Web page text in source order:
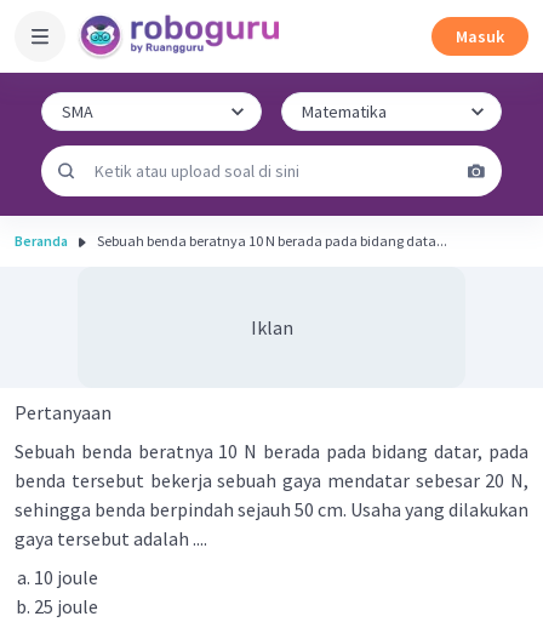
Masuk
Beranda Sebuah benda beratnya 10 N berada pada bidang data...
Iklan
Pertanyaan
Sebuah benda beratnya 10 N berada pada bidang datar, pada
benda tersebut bekerja sebuah gaya mendatar sebesar 20 N,
sehingga benda berpindah sejauh 50 cm. Usaha yang dilakukan
gaya tersebut adalah ....
10 joule
25 joule